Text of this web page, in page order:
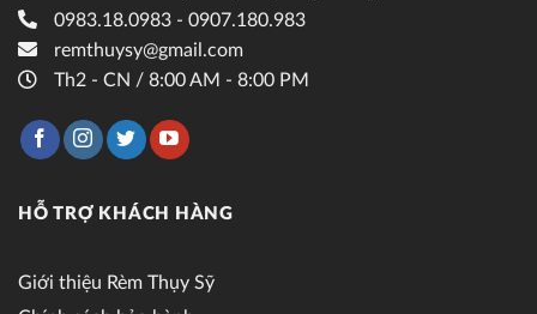
0983.18.0983 - 0907.180.983
remthuysy@gmail.com
Th2 - CN / 8:00 AM - 8:00 PM
HỖ TRỢ KHÁCH HÀNG
Giới thiệu Rèm Thụy Sỹ